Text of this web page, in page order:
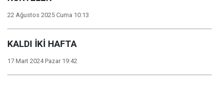
22 Ağustos 2025 Cuma 10:13
KALDI İKİ HAFTA
17 Mart 2024 Pazar 19:42